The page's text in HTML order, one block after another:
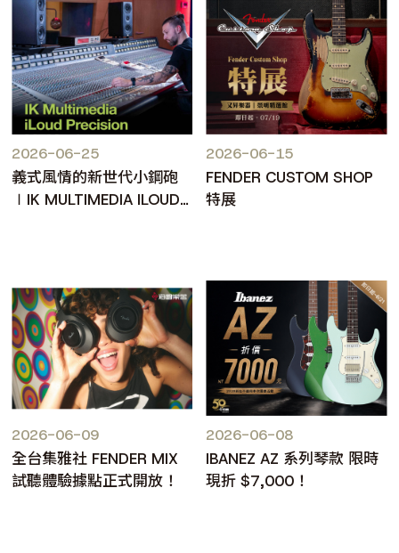
2026-06-25
義式風情的新世代小鋼砲
∣IK MULTIMEDIA ILOUD
2026-06-15
FENDER CUSTOM SHOP
特展
2026-06-09
全台集雅社 FENDER MIX
試聽體驗據點正式開放！
2026-06-08
IBANEZ AZ 系列琴款 限時
現折 $7,000！